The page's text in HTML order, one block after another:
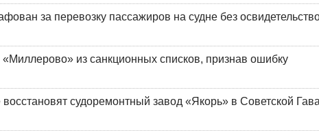
за перевозку пассажиров на судне без
из санкционных списков, признав ошибку
судоремонтный завод «Якорь» в Советской